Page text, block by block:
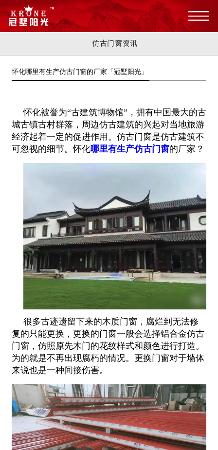
仿古门窗资讯
怀化哪里有生产仿古门窗的厂家「冠墅阳光」
怀化被誉为“古建筑博物馆”，拥有中国最大的古
城古镇古村群落，周边仿古建筑的兴起对当地旅游
经济起着一定的促进作用。仿古门窗是仿古建筑不
可忽视的细节。怀化哪里有生产仿古门窗的厂家？
很多古迹遗留下来的木质门窗，腐烂到无法修
复的只能更换，更换的门窗一般会选择铝合金仿古
门窗，仿照原先木门的花纹样式和颜色进行打造。
为的就是不再出现腐朽的情况。更换门窗对于墙体
来说也是一种间接伤害。